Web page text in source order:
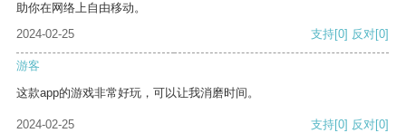
助你在网络上自由移动。
2024-02-25
支持[0] 反对[0]
游客
这款app的游戏非常好玩，可以让我消磨时间。
2024-02-25 支持[0] 反对[0]